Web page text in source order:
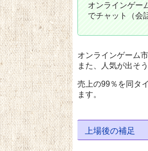
オンラインゲー
でチャット（会
オンラインゲーム
また、人気が出そ
売上の99％を同タ
ます。
上場後の補足